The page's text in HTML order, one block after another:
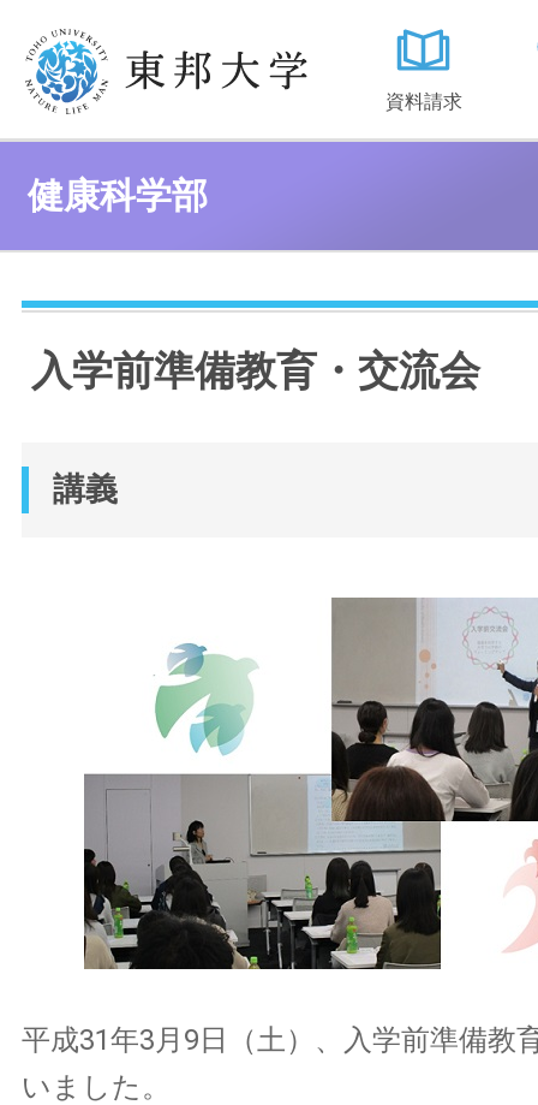
資料請求
健康科学部
入学前準備教育・交流会
講義
平成31年3月9日（土）、入学前準備教
いました。